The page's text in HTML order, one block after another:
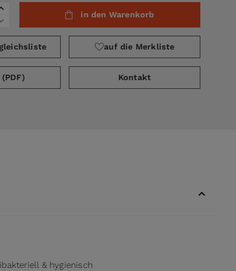
in den Warenkorb
auf die Merkliste
Kontakt
& hygienisch